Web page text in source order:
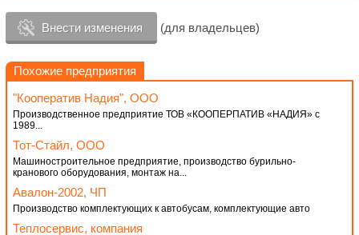
Внести изменения (для владельцев)
Похожие предприятия
"Кооператив Надия", ООО
Производственное предприятие ТОВ «КООПЕРПАТИВ «НАДИЯ» с
1989...
Тот-Стайл, ООО
Машиностроительное предприятие, производство бурильно-
кранового оборудования, монтаж на...
Авалон-2002, ЧП
Производство комплектующих к автобусам, комплектующие авто
Теплосервис, компания